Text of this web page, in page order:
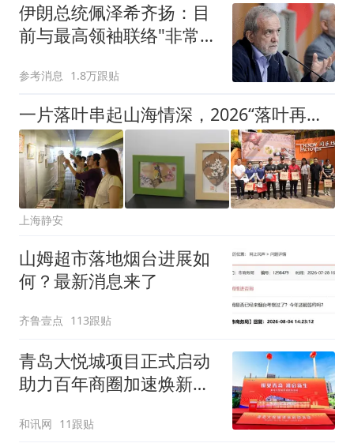
伊朗总统佩泽希齐扬：目
前与最高领袖联络"非常困
参考消息 1.8万跟贴
一片落叶串起山海情深，2026“落叶再创造1+1>2”主题书画展开幕
上海静安
山姆超市落地烟台进展如
何？最新消息来了
齐鲁壹点 113跟贴
青岛大悦城项目正式启动
助力百年商圈加速焕新升
和讯网 11跟贴